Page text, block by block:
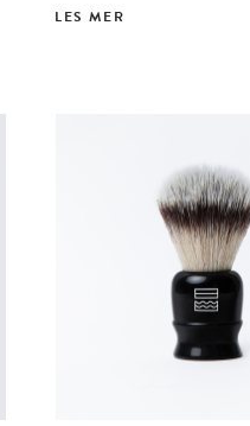
LES MER